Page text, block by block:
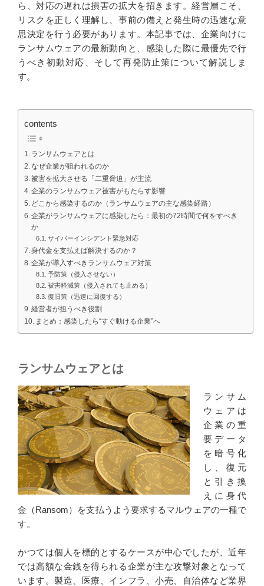
ら、対応の遅れは損害の拡大を招きます。経営層こそ、
リスクを正しく理解し、事前の備えと発生時の迅速な意
思決定を行う必要があります。本記事では、企業向けに
ランサムウェアの最新動向と、感染した際に最優先で行
うべき初動対応、そして再発防止策について解説しま
す。
contents
ランサムウェアとは
なぜ企業が狙われるのか
被害を拡大させる「二重脅迫」が主流
企業のランサムウェア被害がもたらす影響
どこから感染するのか（ランサムウェアの主な感染経路）
企業がランサムウェアに感染したら：最初の72時間で何をすべき
か
サイバーインシデント緊急対応
身代金を支払えば解決するのか？
企業が導入すべきランサムウェア対策
予防策（侵入させない）
被害軽減策（侵入されても止める）
復旧策（迅速に回復する）
経営者が担うべき役割
まとめ：感染したら“すぐ動ける企業”へ
ランサムウェアとは
ランサム
ウェアは
企業の重
要データ
を暗号化
し、復元
と引き換
えに身代
金（Ransom）を支払うよう要求するマルウェアの一種で
す。
かつては個人を標的とするケースが中心でしたが、近年
では高額な金銭を得られる企業が主な攻撃対象となって
います。製造、医療、インフラ、小売、自治体など業界